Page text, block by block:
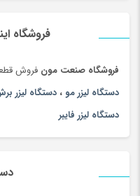
فروشگاه
فروشگاه صنعت مون فروش
دستگاه لیزر مو ، دستگاه لیزر
دستگاه لیزر فایبر